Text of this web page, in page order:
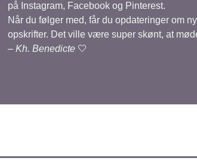
på Instagram, Facebook og Pinterest.
Når du følger med, får du opdateringer om
opskrifter. Det ville være super skønt, at
– Kh. Benedicte 🤍